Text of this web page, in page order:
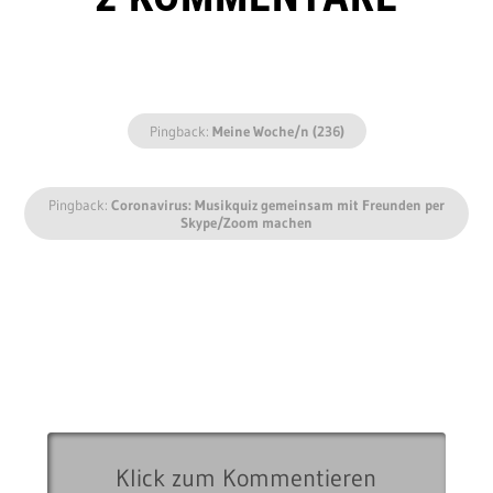
Pingback: Meine Woche/n (236)
Pingback: Coronavirus: Musikquiz gemeinsam mit Freunden per
Skype/Zoom machen